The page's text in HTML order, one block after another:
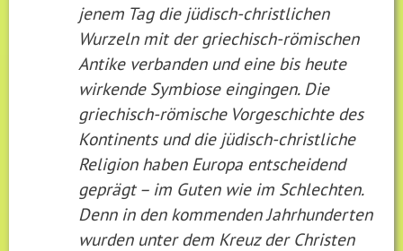
jenem Tag die jüdisch-christlichen
Wurzeln mit der griechisch-römischen
Antike verbanden und eine bis heute
wirkende Symbiose eingingen. Die
griechisch-römische Vorgeschichte des
Kontinents und die jüdisch-christliche
Religion haben Europa entscheidend
geprägt – im Guten wie im Schlechten.
Denn in den kommenden Jahrhunderten
wurden unter dem Kreuz der Christen